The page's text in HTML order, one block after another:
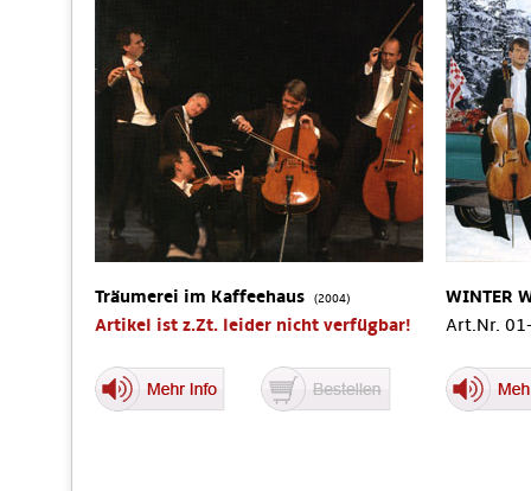
Träumerei im Kaffeehaus (2004)
Artikel ist z.Zt. leider nicht verfügbar!
WINTER
Art.Nr.